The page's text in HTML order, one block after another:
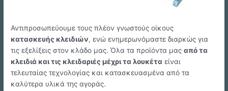
Αντιπροσωπεύουμε τους πλέον γνωστούς οίκους
κατασκευής κλειδιών, ενώ ενημερωνόμαστε διαρκώς για
τις εξελίξεις στον κλάδο μας. Όλα τα προϊόντα μαςαπό τα
κλειδιά και τις κλειδαριές μέχρι τα λουκέτα είναι
τελευταίας τεχνολογίας και κατασκευασμένα από τα
καλύτερα υλικά της αγοράς.